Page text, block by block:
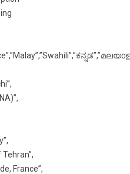
France”,